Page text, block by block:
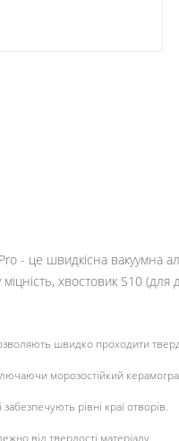
- це швидкісна вакуумна
хвостовик S10 (для
швидко проходити
морозостійкий
рівні краї отворів.
від твердості матеріалу.